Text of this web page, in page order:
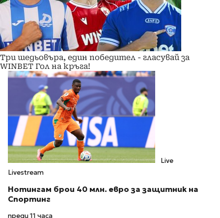
Три шедьовъра, един победител - гласувай за
WINBET Гол на кръга!
Live
Livestream
Нотингам брои 40 млн. евро за защитник на
Спортинг
преди 11 часа